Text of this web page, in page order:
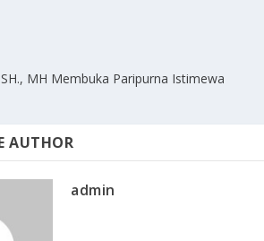
MH Membuka Paripurna Istimewa
AUTHOR
admin